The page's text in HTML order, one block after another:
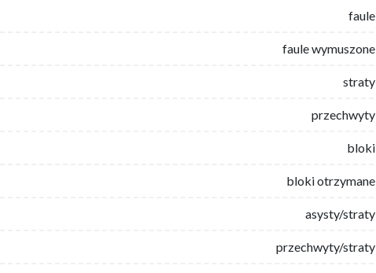
faule
faule wymuszone
straty
przechwyty
bloki
bloki otrzymane
asysty/straty
przechwyty/straty